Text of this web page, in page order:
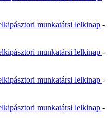
munkatársi lelkinap -
munkatársi lelkinap -
munkatársi lelkinap -
munkatársi lelkinap -